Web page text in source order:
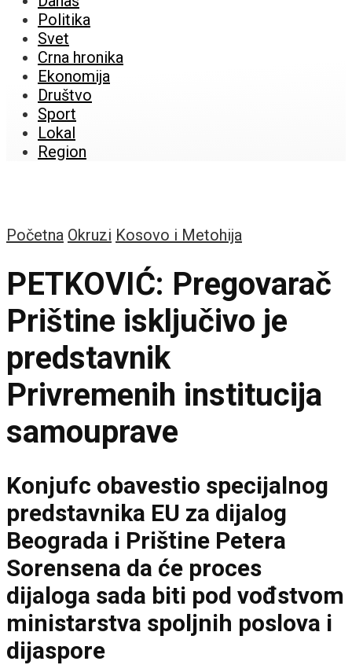
Politika
Svet
Crna hronika
Ekonomija
Društvo
Sport
Lokal
Region
Početna Okruzi Kosovo i Metohija
PETKOVIĆ: Pregovarač
Prištine isključivo je
predstavnik
Privremenih institucija
samouprave
Konjufc obavestio specijalnog
predstavnika EU za dijalog
Beograda i Prištine Petera
Sorensena da će proces
dijaloga sada biti pod vođstvom
ministarstva spoljnih poslova i
dijaspore